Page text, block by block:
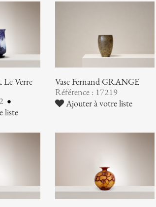
Verre
liste
Vase Fernand GRANGE
Référence : 17219
Ajouter à votre liste